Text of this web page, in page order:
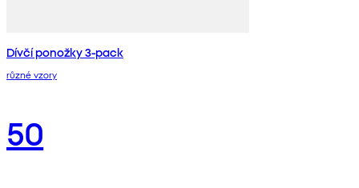
Dívčí ponožky 3-pack
různé vzory
50